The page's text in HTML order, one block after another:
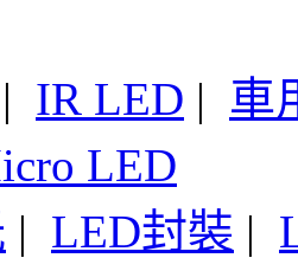
| IR LED | 車
LED
| LED封裝 |